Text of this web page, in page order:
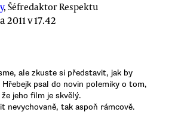
, Šéfredaktor Respektu
2011 v 17.42
ale zkuste si představit, jak by
psal do novin polemiky o tom,
jeho film je skvělý.
nevychovaně, tak aspoň rámcově.